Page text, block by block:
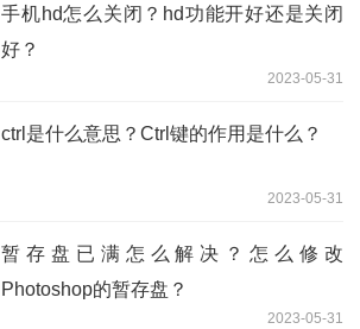
手机hd怎么关闭？hd功能开好还是关闭
好？
2023-05-31
ctrl是什么意思？Ctrl键的作用是什么？
2023-05-31
暂存盘已满怎么解决？怎么修改
Photoshop的暂存盘？
2023-05-31